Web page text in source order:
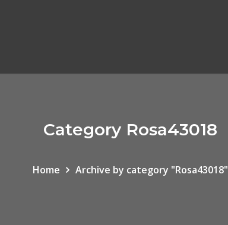
Category Rosa43018
Home Archive by category "Rosa43018"